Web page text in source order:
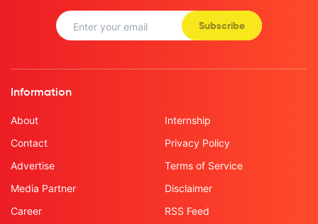
Subscribe
Information
About
Contact
Advertise
Media Partner
Career
Internship
Privacy Policy
Terms of Service
Disclaimer
RSS Feed